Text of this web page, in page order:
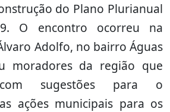
do Plano Plurianual
O encontro ocorreu na
Adolfo, no bairro Águas
moradores da região que
sugestões para o
ações municipais para os